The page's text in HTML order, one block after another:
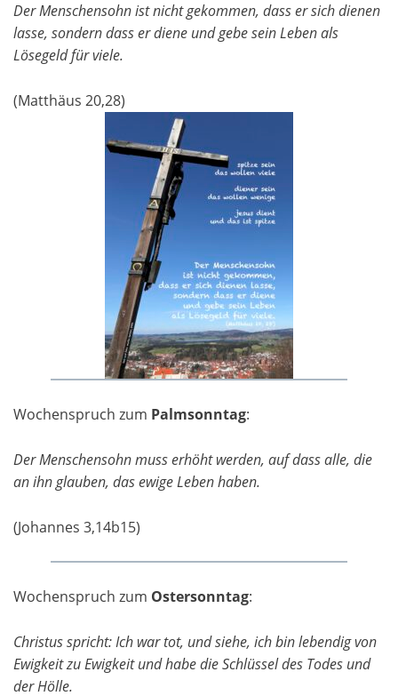
Der Menschensohn ist nicht gekommen, dass er sich dienen
lasse, sondern dass er diene und gebe sein Leben als
Lösegeld für viele.
(Matthäus 20,28)
Wochenspruch zum Palmsonntag:
Der Menschensohn muss erhöht werden, auf dass alle, die
an ihn glauben, das ewige Leben haben.
(Johannes 3,14b15)
Wochenspruch zum Ostersonntag:
Christus spricht: Ich war tot, und siehe, ich bin lebendig von
Ewigkeit zu Ewigkeit und habe die Schlüssel des Todes und
der Hölle.